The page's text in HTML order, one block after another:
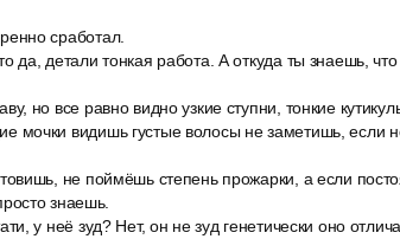
сработал.
да, детали тонкая работа. А откуда ты знаешь,
но все равно видно узкие ступни, тонкие
мочки видишь густые волосы не заметишь, если
не поймёшь степень прожарки, а если
знаешь.
у неё зуд? Нет, он не зуд генетически оно